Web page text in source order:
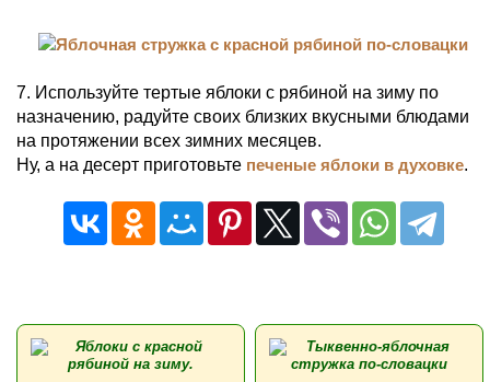
7. Используйте тертые яблоки с рябиной на зиму по
назначению, радуйте своих близких вкусными блюдами
на протяжении всех зимних месяцев.
Ну, а на десерт приготовьте печеные яблоки в духовке.